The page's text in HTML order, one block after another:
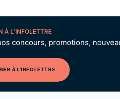
À L’INFOLETTRE
concours, promotions,
À L'INFOLETTRE